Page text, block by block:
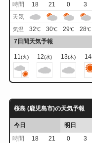
時間
18 21 0 3
天気
気温 32℃ 30℃ 29℃ 28℃
7日間天気予報
11(火) 12(水) 13(木) 14
桜島 (鹿児島市)の天気予報
今日
明日
時間
18 21 0 3